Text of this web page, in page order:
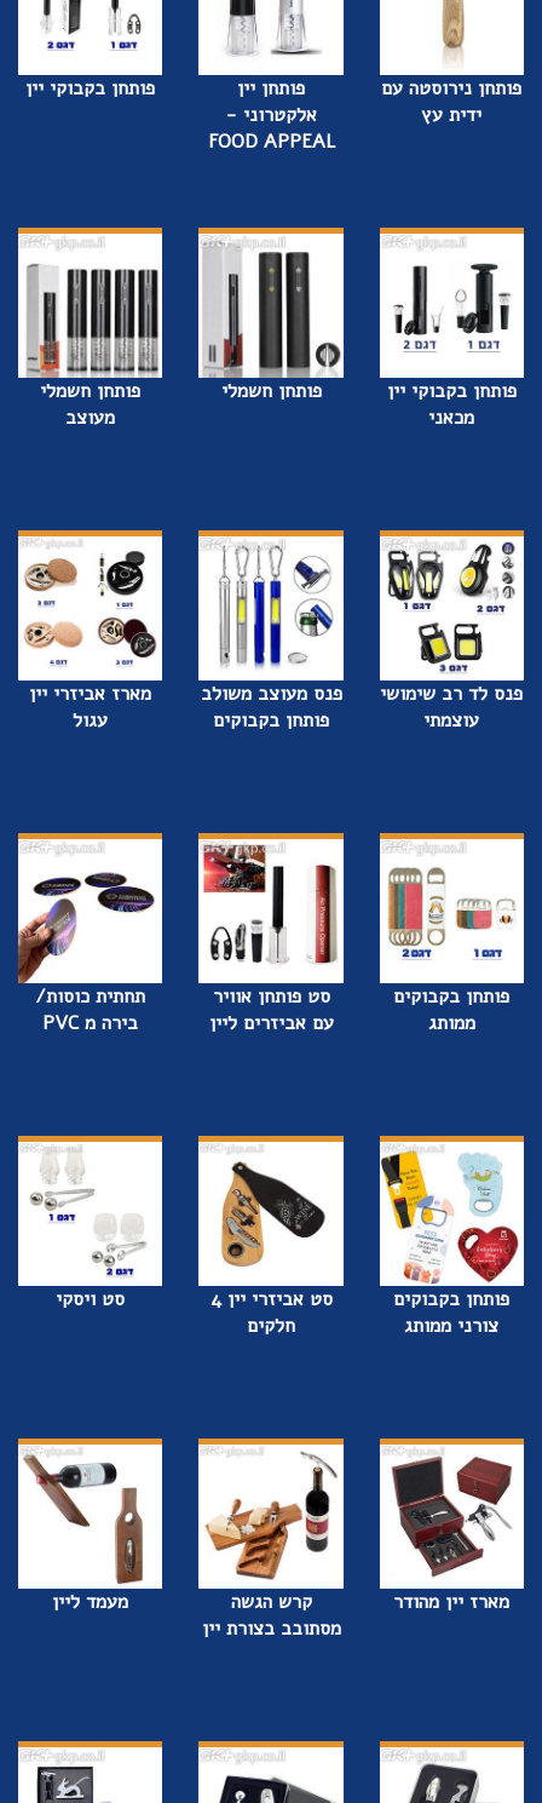
פותחן נירוסטה עם
ידית עץ
פותחן יין
אלקטרוני -
FOOD APPEAL
פותחן בקבוקי יין
פותחן בקבוקי יין
מכאני
פותחן חשמלי
פותחן חשמלי
מעוצב
פנס לד רב שימושי
עוצמתי
פנס מעוצב משולב
פותחן בקבוקים
מארז אביזרי יין
עגול
פותחן בקבוקים
ממותג
סט פותחן אוויר
עם אביזרים ליין
תחתית כוסות/
בירה מ PVC
פותחן בקבוקים
צורני ממותג
סט אביזרי יין 4
חלקים
סט ויסקי
מארז יין מהודר
קרש הגשה
מסתובב בצורת יין
מעמד ליין